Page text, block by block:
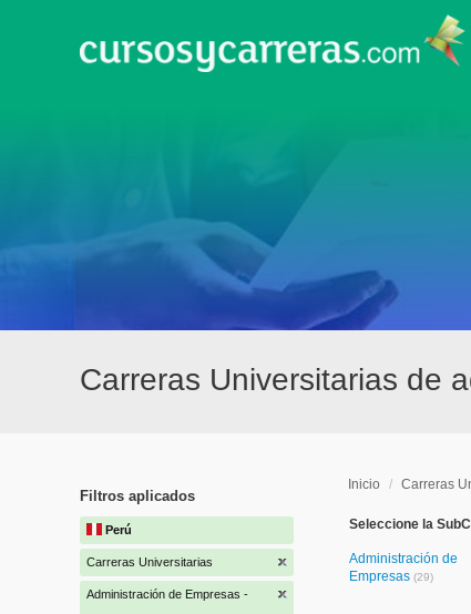
Carreras Universitarias de
Filtros aplicados
Perú
Carreras Universitarias
Administración de Empresas -
Inicio / Carreras
Seleccione la
Administración de
Empresas (29)